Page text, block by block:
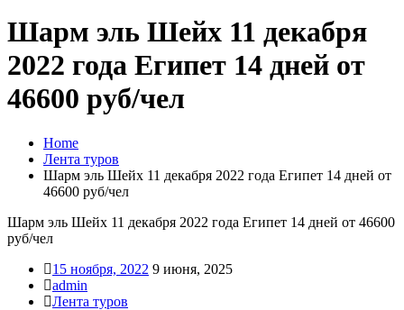
Шарм эль Шейх 11 декабря
2022 года Египет 14 дней от
46600 руб/чел
Home
Лента туров
Шарм эль Шейх 11 декабря 2022 года Египет 14 дней от
46600 руб/чел
Шарм эль Шейх 11 декабря 2022 года Египет 14 дней от 46600
руб/чел
15 ноября, 2022 9 июня, 2025
admin
Лента туров